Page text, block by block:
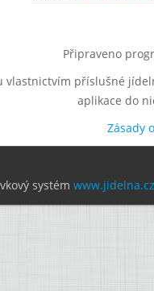
Připraveno
vlastnictvím příslušné
aplikace do
Zásady
systém www.jidelna.cz